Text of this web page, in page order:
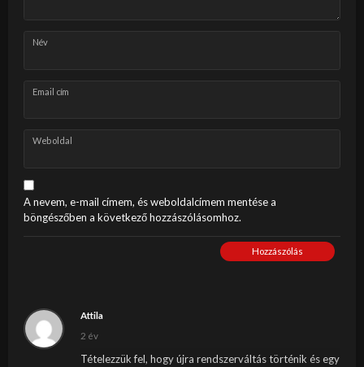
Név
Email cím
Weboldal
A nevem, e-mail címem, és weboldalcímem mentése a
böngészőben a következő hozzászólásomhoz.
Hozzászólás
Attila
2 év
Tételezzük fel, hogy újra rendszerváltás történik és egy